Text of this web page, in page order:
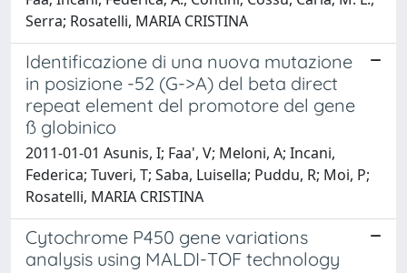
Serra; Rosatelli, MARIA CRISTINA
Identificazione di una nuova mutazione
in posizione -52 (G->A) del beta direct
repeat element del promotore del gene
ß globinico
2011-01-01 Asunis, I; Faa', V; Meloni, A; Incani,
Federica; Tuveri, T; Saba, Luisella; Puddu, R; Moi, P;
Rosatelli, MARIA CRISTINA
Cytochrome P450 gene variations
analysis using MALDI-TOF technology